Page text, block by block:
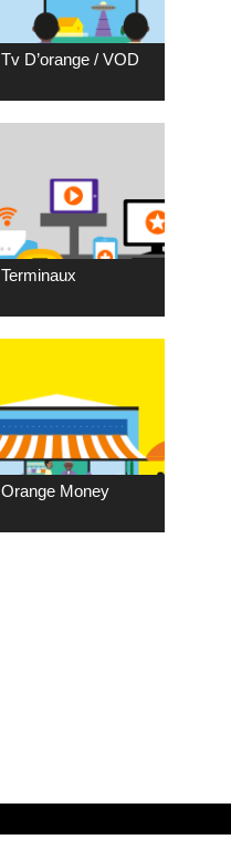
Tv D’orange / VOD
Terminaux
Orange Money